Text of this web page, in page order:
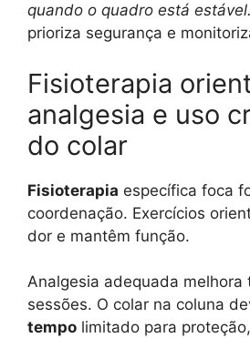
quando o quadro está estável.
prioriza segurança e
Fisioterapia
analgesia e uso
do colar
Fisioterapia específica foca
coordenação. Exercícios
dor e mantêm função.
Analgesia adequada melhora
sessões. O colar na coluna
tempo limitado para